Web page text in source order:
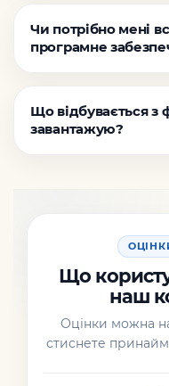
Чи потрібно мені
програмне
Що відбувається з
завантажую?
Що
наш
Оцінки можна
стиснете